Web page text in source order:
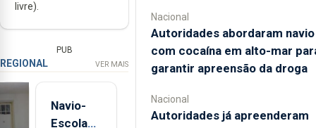
livre).
PUB
REGIONAL VER MAIS
Navio-
Escola
Nacional
Autoridades abordaram navio
com cocaína em alto-mar
garantir apreensão da droga
Nacional
Autoridades já apreenderam